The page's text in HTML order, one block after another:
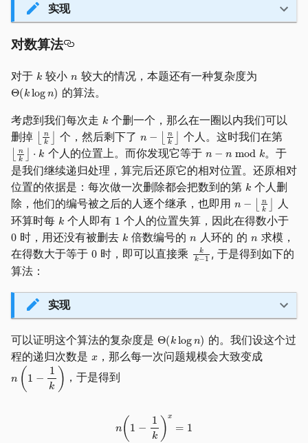
实现
对数算法
对于 较小
较大的情况，本题还有一种复杂度为
的算法。
考虑到我们每次走
个删一个，那么在一圈以内我们可以
删掉
个，然后剩下了
个人。这时我们在第
个人的位置上。而你发现它等于
。于
是我们继续递归处理，算完后还原它的相对位置。还原相对
位置的依据是：每次做一次删除都会把数到的第
个人删
除，他们的编号被之后的人逐个继承，也即用
人
环算时每
个人即有
个人的位置失算，因此在得数小于
时，用还没有被删去
倍数编号的 人环的 的
求模，
在得数大于等于
时，即可以直接乘
, 于是得到如下的
算法：
实现
可以证明这个算法的复杂度是
的。我们设这个过
程的递归次数是
，那么每一次问题规模会大致变成
，于是得到